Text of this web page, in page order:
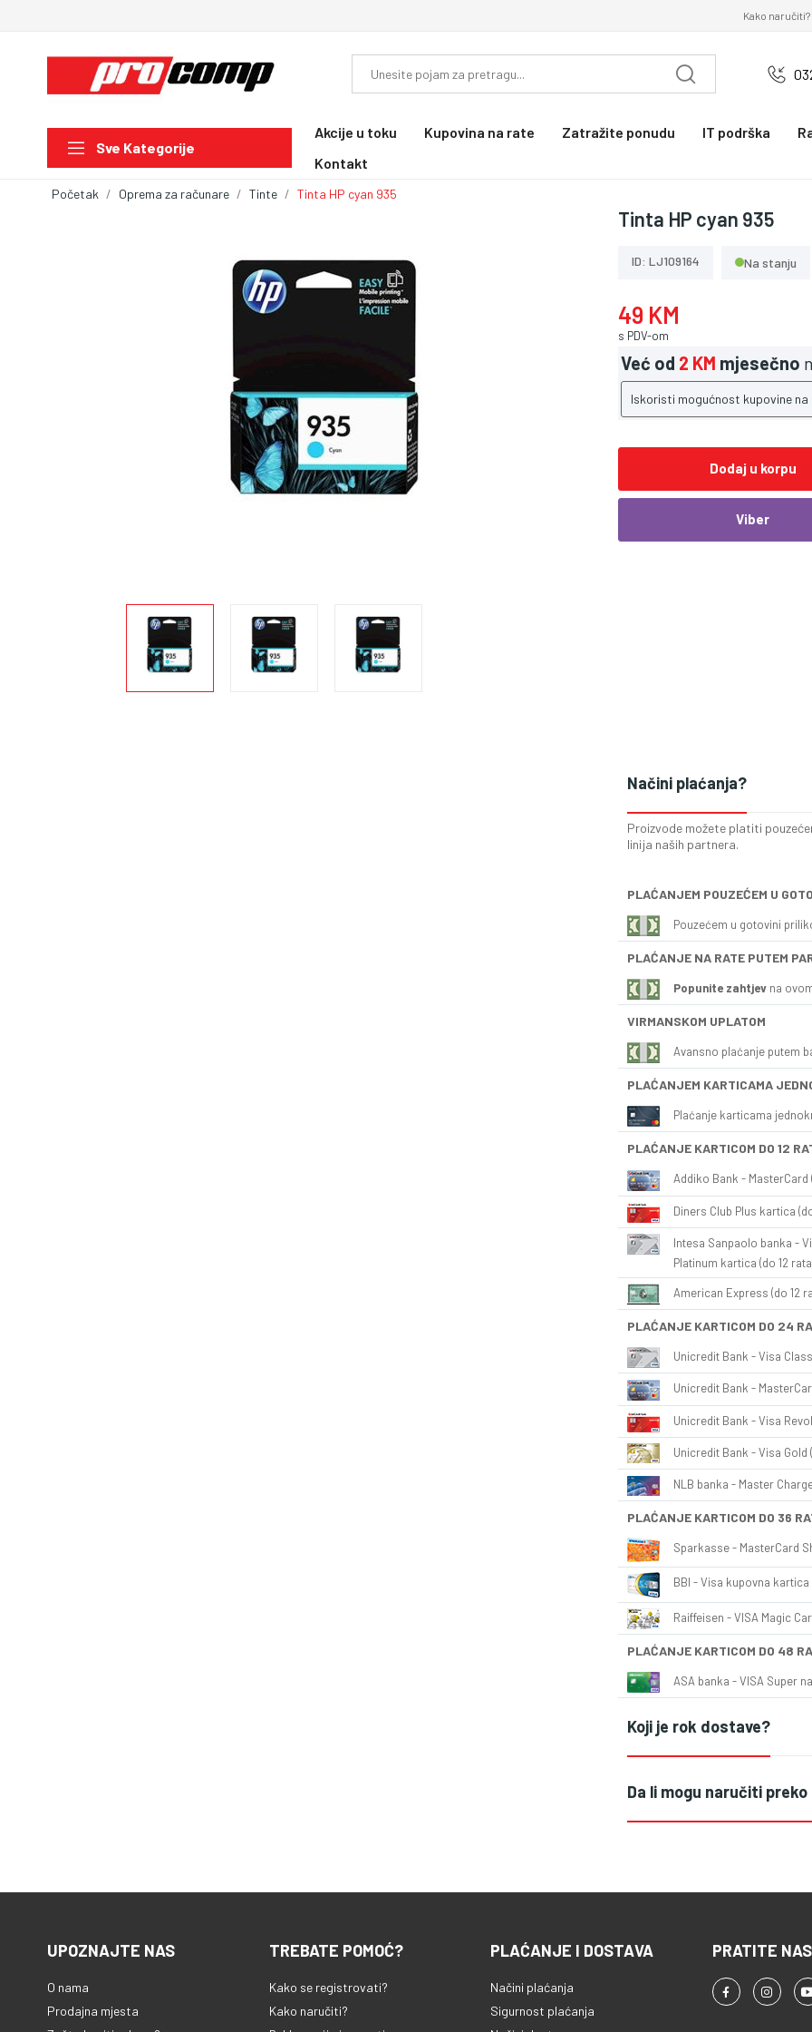
Kako naručiti?
Sve Kategorije
Akcije u toku Kupovina na rate Zatražite ponudu IT podrška
Kontakt
Početak Oprema za računare Tinte Tinta HP cyan 935
Tinta HP cyan 935
ID: LJ109164 Na stanju
49 KM
s PDV-om
Već od 2 KM mjesečno
Iskoristi mogućnost kupovine
Dodaj u korpu
Viber
Načini plaćanja?
Proizvode možete platiti
linija naših partnera.
PLAĆANJEM POUZEĆEM U
Pouzećem u gotovini
PLAĆANJE NA RATE PUTEM
Popunite zahtjev na
VIRMANSKOM UPLATOM
Avansno plaćanje putem
PLAĆANJEM KARTICAMA
Plaćanje karticama
PLAĆANJE KARTICOM DO 12
Addiko Bank - MasterCard
Diners Club Plus kartica
Intesa Sanpaolo banka -
Platinum kartica (do 12
American Express (do 12
PLAĆANJE KARTICOM DO 24
Unicredit Bank - Visa
Unicredit Bank -
Unicredit Bank - Visa
Unicredit Bank - Visa Gold
NLB banka - Master
PLAĆANJE KARTICOM DO 36
Sparkasse - MasterCard
BBI - Visa kupovna kartica
Raiffeisen - VISA Magic
PLAĆANJE KARTICOM DO 48
ASA banka - VISA Super
Koji je rok dostave?
Da li mogu naručiti
UPOZNAJTE NAS
O nama
Prodajna mjesta
TREBATE POMOĆ?
Kako se registrovati?
Kako naručiti?
PLAĆANJE I DOSTAVA
Načini plaćanja
Sigurnost plaćanja
PRATITE NAS